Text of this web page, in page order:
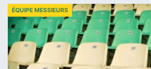
ÉQUIPE MESSIEURS